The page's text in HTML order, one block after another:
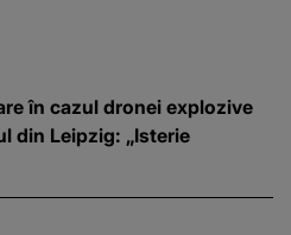
în cazul dronei explozive
din Leipzig: „Isterie